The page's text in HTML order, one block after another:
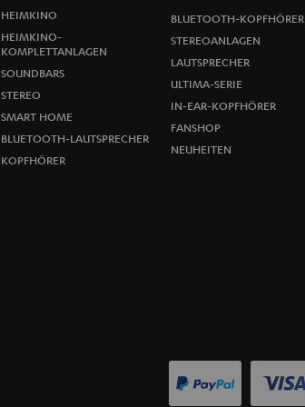
u
HEIMKINO
HEIMKINO-
KOMPLETTANLAGEN
SOUNDBARS
STEREO
SMART HOME
BLUETOOTH-LAUTSPRECHER
KOPFHÖRER
BLUETOOTH-KOPFHÖRER
STEREOANLAGEN
LAUTSPRECHER
ULTIMA-SERIE
IN-EAR-KOPFHÖRER
FANSHOP
NEUHEITEN